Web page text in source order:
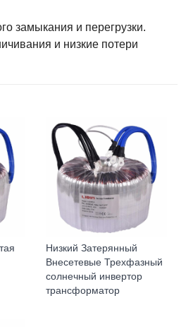
замыкания и перегрузки.
и низкие потери
Низкий Затерянный
Внесетевые Трехфазный
солнечный инвертор
трансформатор